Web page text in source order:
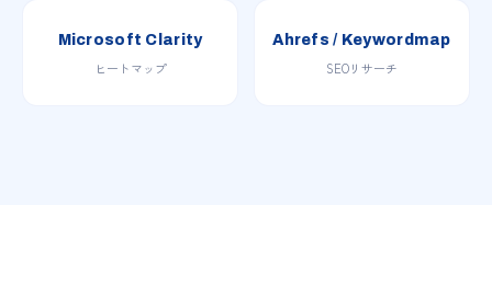
Microsoft Clarity
ヒートマップ
Ahrefs / Keywordmap
SEOリサーチ